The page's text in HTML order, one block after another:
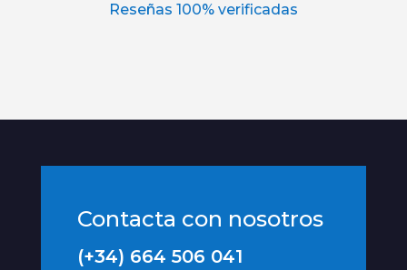
Reseñas 100% verificadas
Contacta con nosotros
(+34) 664 506 041